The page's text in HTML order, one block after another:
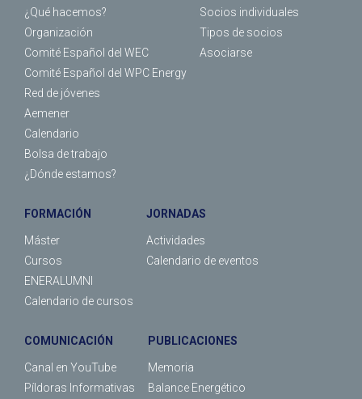
¿Qué hacemos?
Organización
Comité Español del WEC
Comité Español del WPC Energy
Red de jóvenes
Aemener
Calendario
Bolsa de trabajo
¿Dónde estamos?
Socios individuales
Tipos de socios
Asociarse
FORMACIÓN
Máster
Cursos
ENERALUMNI
Calendario de cursos
JORNADAS
Actividades
Calendario de eventos
COMUNICACIÓN
Canal en YouTube
Píldoras Informativas
PUBLICACIONES
Memoria
Balance Energético